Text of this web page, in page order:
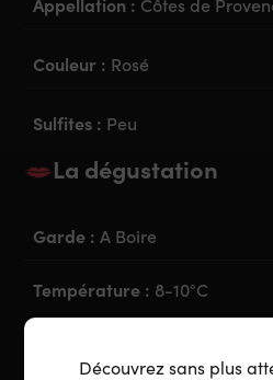
Côtes de
Couleur : Rosé
Sulfites : Peu
La dégustation
Garde :A Boire
Température : 8-10°C
Découvrez sans plus